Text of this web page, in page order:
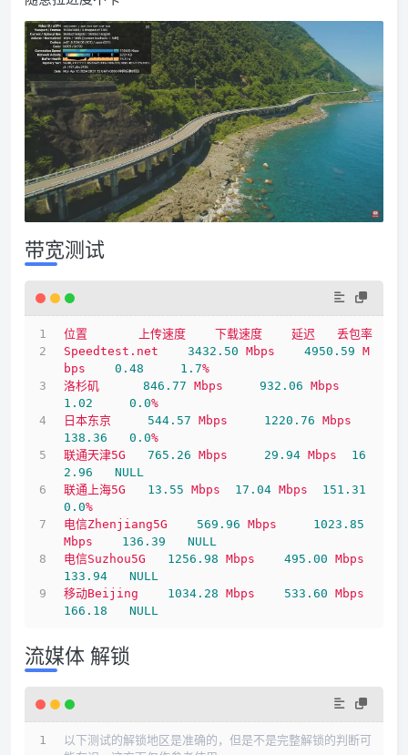
带宽测试
位置 上传速度 下载速度 延迟
丢包率
Speedtest.net
3432.50 Mbps 4950.59 M
bps
0.48 1.7%
洛杉矶
846.77 Mbps 932.06 Mbps
1.02
0.0%
日本东京
544.57 Mbps 1220.76 Mbps
138.36
0.0%
联通天津5G
765.26 Mbps 29.94 Mbps
16
2.96
NULL
联通上海5G
13.55 Mbps 17.04 Mbps
151.31
0.0%
电信Zhenjiang5G
569.96 Mbps
Mbps
136.39
NULL
电信Suzhou5G
1256.98 Mbps 495.00 Mbps
133.94
NULL
移动Beijing
1034.28 Mbps 533.60 Mbps
166.18
NULL
流媒体 解锁
以下测试的解锁地区是准确的，但是不是完整解锁的判断可